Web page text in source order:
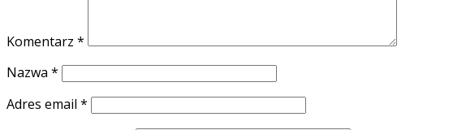
Komentarz *
Nazwa *
Adres email *